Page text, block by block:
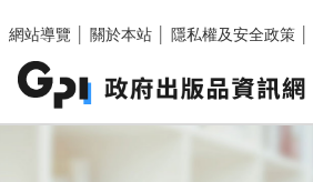
網站導覽
關於本站 隱私權及安全政策